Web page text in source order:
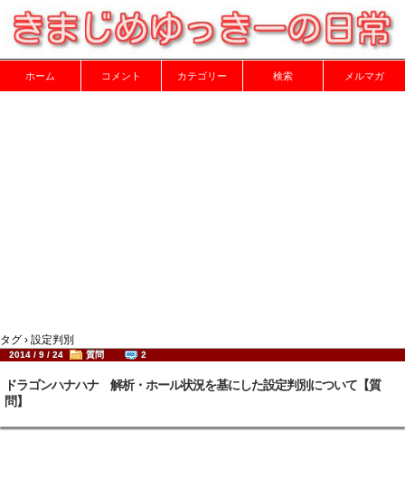
ホーム コメント カテゴリー 検索 メルマガ
タグ › 設定判別
2014 / 9 / 24 質問 2
ドラゴンハナハナ 解析・ホール状況を基にした設定判別について【質
問】